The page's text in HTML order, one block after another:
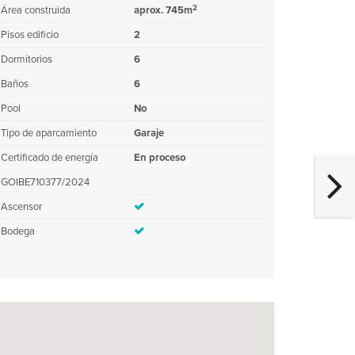
Área construida aprox. 745m2
Pisos edificio
2
Dormitorios
6
Baños
6
Pool
No
Tipo de aparcamiento
Garaje
Certificado de energía
En proceso
GOIBE710377/2024
Ascensor
Bodega